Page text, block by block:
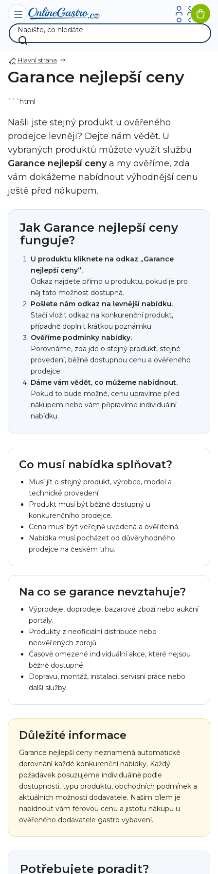
Přejít
obsah
Hlavní strana
Garance nejlepší ceny
```html
Našli jste stejný produkt u ověřeného
prodejce levněji? Dejte nám vědět. U
vybraných produktů můžete využít službu
Garance nejlepší cenya my ověříme, zda
vám dokážeme nabídnout výhodnější cenu
ještě před nákupem.
Jak Garance nejlepší ceny
funguje?
U produktu kliknete na odkaz „Garance
nejlepší ceny“.
Odkaz najdete přímo u produktu, pokud je pro
něj tato možnost dostupná.
Pošlete nám odkaz na levnější nabídku.
Stačí vložit odkaz na konkurenční produkt,
případně doplnit krátkou poznámku.
Ověříme podmínky nabídky.
Porovnáme, zda jde o stejný produkt, stejné
provedení, běžně dostupnou cenu a ověřeného
prodejce.
Dáme vám vědět, co můžeme nabídnout.
Pokud to bude možné, cenu upravíme před
nákupem nebo vám připravíme individuální
nabídku.
Co musí nabídka splňovat?
Musí jít o stejný produkt, výrobce, model a
technické provedení.
Produkt musí být běžně dostupný u
konkurenčního prodejce.
Cena musí být veřejně uvedená a ověřitelná.
Nabídka musí pocházet od důvěryhodného
prodejce na českém trhu.
Na co se garance nevztahuje?
Výprodeje, doprodeje, bazarové zboží nebo aukční
portály.
Produkty z neoficiální distribuce nebo
neověřených zdrojů.
Časově omezené individuální akce, které nejsou
běžně dostupné.
Dopravu, montáž, instalaci, servisní práce nebo
další služby.
Důležité informace
Garance nejlepší ceny neznamená automatické
dorovnání každé konkurenční nabídky. Každý
požadavek posuzujeme individuálně podle
dostupnosti, typu produktu, obchodních podmínek a
aktuálních možností dodavatele. Naším cílem je
nabídnout vám férovou cenu a jistotu nákupu u
ověřeného dodavatele gastro vybavení.
Potřebujete poradit?